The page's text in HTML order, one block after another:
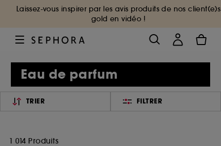
Laissez-vous inspirer par les avis produits de nos client(e)s
gold en vidéo !
Eau de parfum
TRIER FILTRER
1 014 Produits